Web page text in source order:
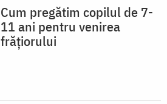
Cum pregătim copilul de 7-
11 ani pentru venirea
frățiorului